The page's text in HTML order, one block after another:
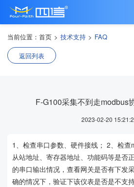
当前位置： 首页 > 技术支持 > FAQ
返回列表
F-G100采集不到走modbus
2023-02-20
1、检查串口参数、硬件接线； 2、检查
从站地址、寄存器地址、功能码等是否
的串口输出情况，查看网关是否有下发
确的情况下，验证下该仪表是否是不支